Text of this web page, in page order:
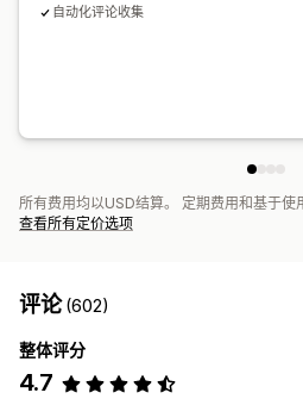
自动化评论收集
所有费用均以USD结算。 定期费用和基于使
查看所有定价选项
评论(602)
整体评分
4.7